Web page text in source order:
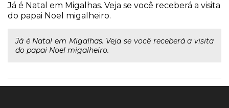
Já é Natal em Migalhas. Veja se você receberá a visita
do papai Noel migalheiro.
Já é Natal em Migalhas. Veja se você receberá a visita
do papai Noel migalheiro.